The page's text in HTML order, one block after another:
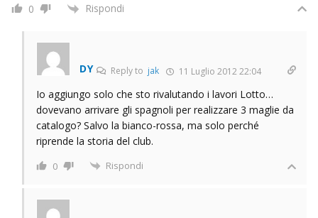
0 Rispondi
DY Reply to jak 11 Luglio 2012 22:04
Io aggiungo solo che sto rivalutando i lavori Lotto…
dovevano arrivare gli spagnoli per realizzare 3 maglie da
catalogo? Salvo la bianco-rossa, ma solo perché
riprende la storia del club.
0 Rispondi